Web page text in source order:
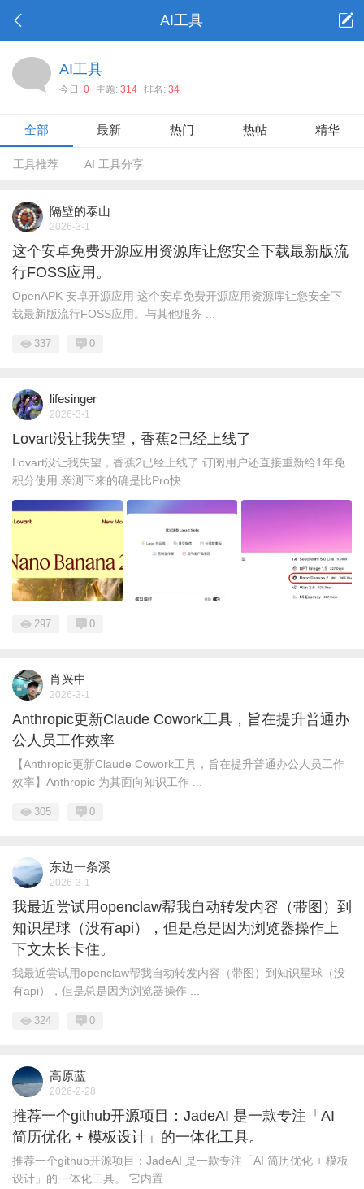
AI工具
AI工具
今日: 0 主题: 314 排名: 34
全部 最新 热门 热帖 精华
工具推荐 AI 工具分享
隔壁的泰山
2026-3-1
这个安卓免费开源应用资源库让您安全下载最新版流
行FOSS应用。
OpenAPK 安卓开源应用 这个安卓免费开源应用资源库让您安全下
载最新版流行FOSS应用。与其他服务 ...
337 0
lifesinger
2026-3-1
Lovart没让我失望，香蕉2已经上线了
Lovart没让我失望，香蕉2已经上线了 订阅用户还直接重新给1年免
积分使用 亲测下来的确是比Pro快 ...
297 0
肖兴中
2026-3-1
Anthropic更新Claude Cowork工具，旨在提升普通办
公人员工作效率
【Anthropic更新Claude Cowork工具，旨在提升普通办公人员工作
效率】Anthropic 为其面向知识工作 ...
305 0
东边一条溪
2026-3-1
我最近尝试用openclaw帮我自动转发内容（带图）到
知识星球（没有api），但是总是因为浏览器操作上
下文太长卡住。
我最近尝试用openclaw帮我自动转发内容（带图）到知识星球（没
有api），但是总是因为浏览器操作 ...
324 0
高原蓝
2026-2-28
推荐一个github开源项目：JadeAI 是一款专注「AI
简历优化 + 模板设计」的一体化工具。
推荐一个github开源项目：JadeAI 是一款专注「AI 简历优化 + 模板
设计」的一体化工具。 它内置 ...